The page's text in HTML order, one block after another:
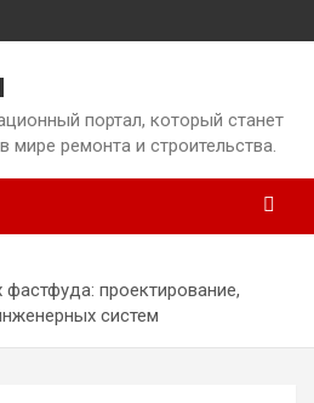
портал, который станет
ремонта и строительства.
фастфуда: проектирование,
систем